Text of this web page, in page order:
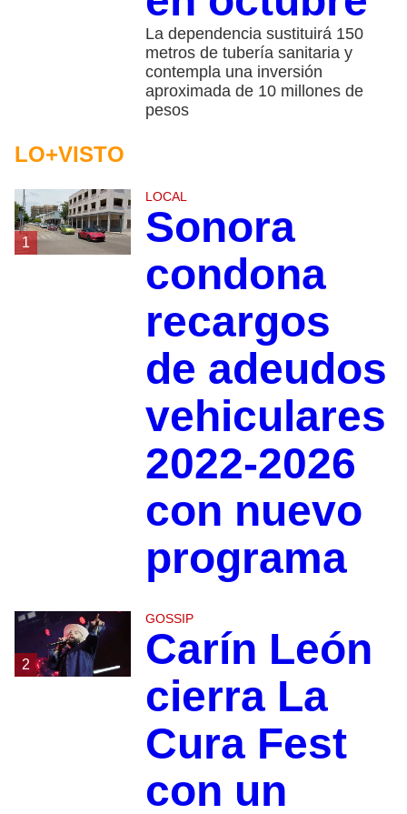
La dependencia sustituirá 150
metros de tubería sanitaria y
contempla una inversión
aproximada de 10 millones de
pesos
LO+VISTO
1
LOCAL
Sonora
condona
recargos
de adeudos
vehiculares
2022-2026
con nuevo
programa
2
GOSSIP
Carín León
cierra La
Cura Fest
con un